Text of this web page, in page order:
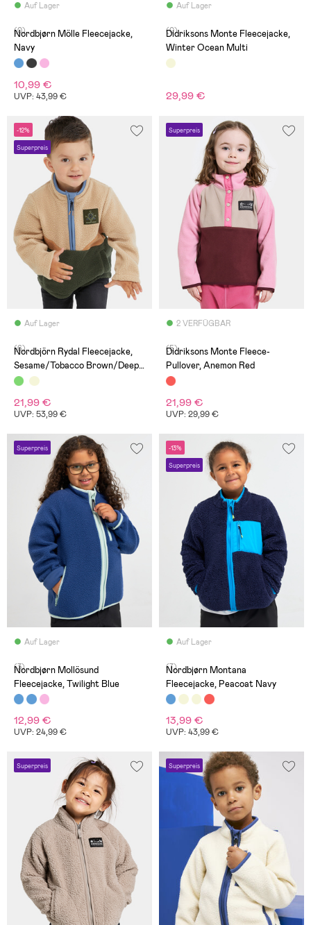
Auf Lager
(0)
Nordbjørn Mölle Fleecejacke,
Navy
10,99 €
UVP: 43,99 €
Auf Lager
(0)
Didriksons Monte Fleecejacke,
Winter Ocean Multi
29,99 €
-12%
Superpreis
Auf Lager
(6)
Nordbjörn Rydal Fleecejacke,
Sesame/Tobacco Brown/Deep
Depths
21,99 €
UVP: 53,99 €
Superpreis
2 VERFÜGBAR
(5)
Didriksons Monte Fleece-
Pullover, Anemon Red
21,99 €
UVP: 29,99 €
Superpreis
Auf Lager
(3)
Nordbjørn Mollösund
Fleecejacke, Twilight Blue
12,99 €
UVP: 24,99 €
-13%
Superpreis
Auf Lager
(7)
Nordbjørn Montana
Fleecejacke, Peacoat Navy
13,99 €
UVP: 43,99 €
Superpreis Superpreis